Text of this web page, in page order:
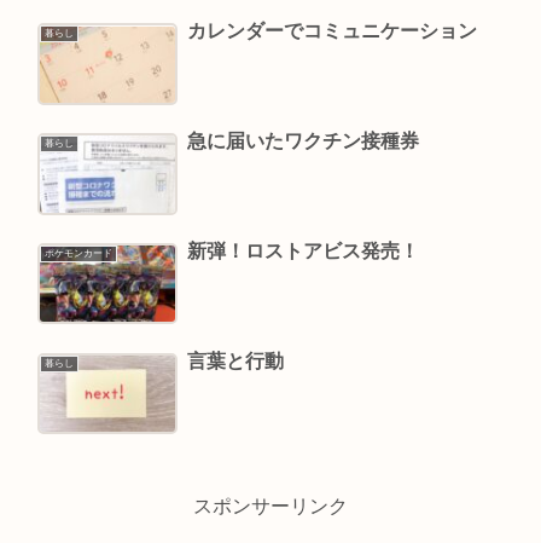
暮らし カレンダーでコミュニケーション
暮らし 急に届いたワクチン接種券
ポケモンカード 新弾！ロストアビス発売！
暮らし 言葉と行動
スポンサーリンク